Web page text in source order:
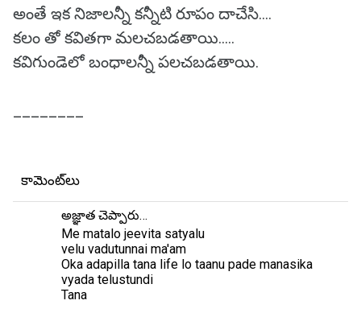
అంతే ఇక నిజాలన్నీ కన్నీటి రూపం దాచేసి....
కలం తో కవితగా మలచబడతాయి.....
కవిగుండెలో బంధాలన్నీ పలచబడతాయి.
కామెంట్‌లు
అజ్ఞాత చెప్పారు…
Me matalo jeevita satyalu
velu vadutunnai ma'am
Oka adapilla tana life lo taanu pade manasika
vyada telustundi
Tana